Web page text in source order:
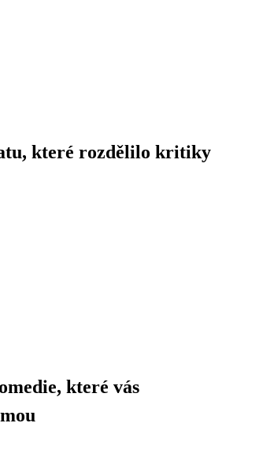
které rozdělilo kritiky
které vás